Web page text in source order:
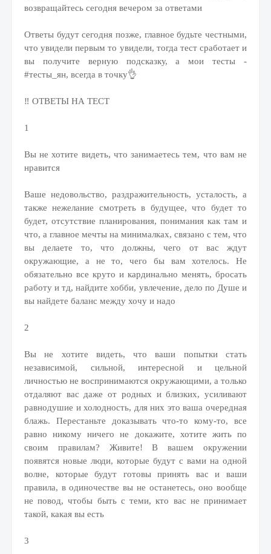
возвращайтесь сегодня вечером за ответами
Ответы будут сегодня позже, главное будьте честными,
что увидели первым то увидели, тогда тест сработает и
вы получите верную подсказку, а мои тесты -
#тесты_ян, всегда в точку👌
‼️ ОТВЕТЫ НА ТЕСТ
1
Вы не хотите видеть, что занимаетесь тем, что вам не
нравится
Ваше недовольство, раздражительность, усталость, а
также нежелание смотреть в будущее, что будет то
будет, отсутствие планирования, понимания как там и
что, а главное мечты на минималках, связано с тем, что
вы делаете то, что должны, чего от вас ждут
окружающие, а не то, чего бы вам хотелось. Не
обязательно все круто и кардинально менять, бросать
работу и тд, найдите хобби, увлечение, дело по Душе и
вы найдете баланс между хочу и надо
2
Вы не хотите видеть, что ваши попытки стать
независимой, сильной, интересной и цельной
личностью не воспринимаются окружающими, а только
отдаляют вас даже от родных и близких, усиливают
равнодушие и холодность, для них это ваша очередная
блажь. Перестаньте доказывать что-то кому-то, все
равно никому ничего не докажите, хотите жить по
своим правилам? Живите! В вашем окружении
появятся новые люди, которые будут с вами на одной
волне, которые будут готовы принять вас и ваши
правила, в одиночестве вы не останетесь, оно вообще
не повод, чтобы быть с теми, кто вас не принимает
такой, какая вы есть
3